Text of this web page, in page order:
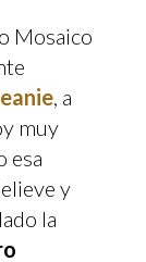
Mosaico
, a
muy
esa
y
la